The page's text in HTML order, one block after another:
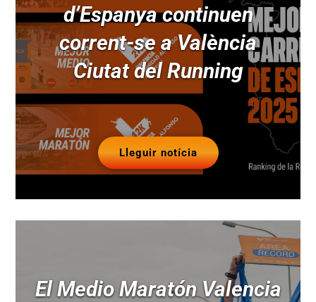
d’Espanya continuen
corrent-se a València
Ciutat del Running
Lleguir notícia
El Medio Maratón Valencia